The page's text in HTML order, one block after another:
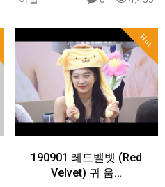
Hot
190901 레드벨벳 (Red
Velvet) 귀 움…